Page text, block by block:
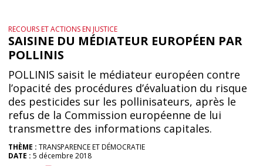
RECOURS ET ACTIONS EN JUSTICE
SAISINE DU MÉDIATEUR EUROPÉEN PAR
POLLINIS
POLLINIS saisit le médiateur européen contre
l’opacité des procédures d’évaluation du risque
des pesticides sur les pollinisateurs, après le
refus de la Commission européenne de lui
transmettre des informations capitales.
THÈME : TRANSPARENCE ET DÉMOCRATIE
DATE : 5 décembre 2018